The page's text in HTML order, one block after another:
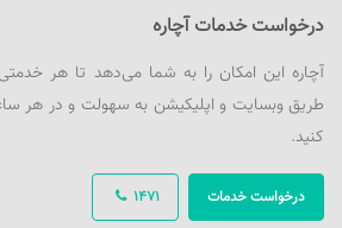
درخواست خدمات آچاره
آچاره این امکان را به شما می‌دهد تا هر
طریق وبسایت و اپلیکیشن به سهولت و در هر
کنید.
1471 درخواست خدمات